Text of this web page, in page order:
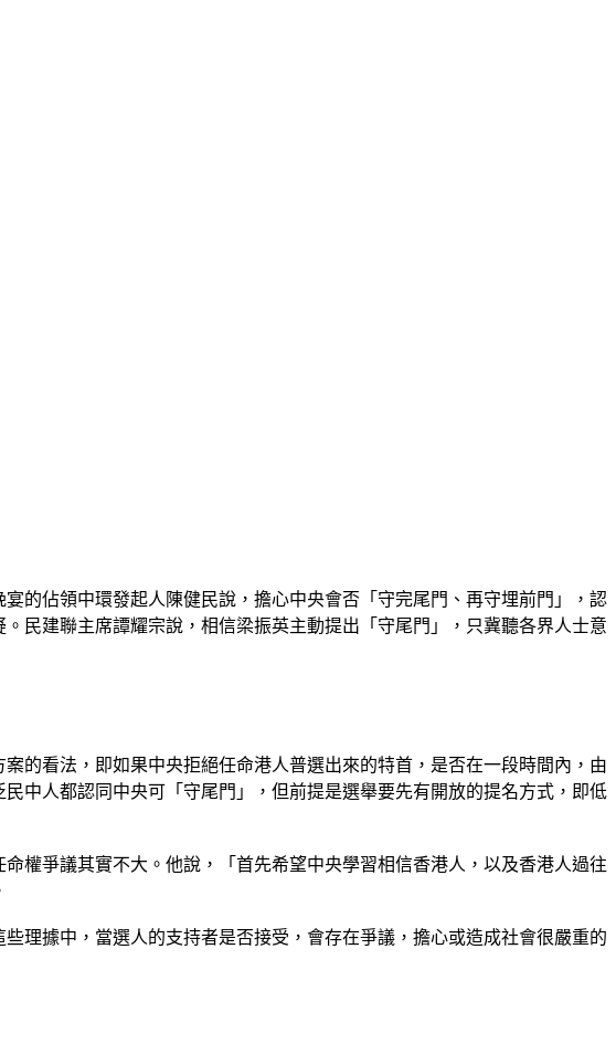
的佔領中環發起人陳健民說，擔心中央會否「守完尾門、再守埋前門」，認
民建聯主席譚耀宗說，相信梁振英主動提出「守尾門」，只冀聽各界人士意
的看法，即如果中央拒絕任命港人普選出來的特首，是否在一段時間內，由
中人都認同中央可「守尾門」，但前提是選舉要先有開放的提名方式，即低
權爭議其實不大。他說，「首先希望中央學習相信香港人，以及香港人過往
理據中，當選人的支持者是否接受，會存在爭議，擔心或造成社會很嚴重的